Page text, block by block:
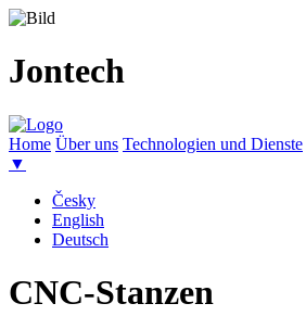
Jontech
Home Über uns Technologien und Dienste
▼
Česky
English
Deutsch
CNC-Stanzen